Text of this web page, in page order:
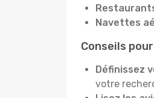
Navettes
Conseils
Définissez
votre